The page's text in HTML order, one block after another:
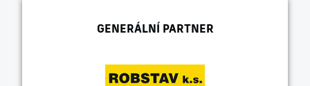
GENERÁLNÍ PARTNER